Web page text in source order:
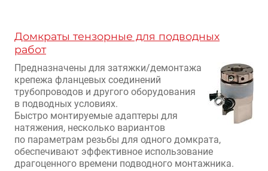
Домкраты тензорные для подводных
работ
Предназначены для затяжки/демонтажа
крепежа фланцевых соединений
трубопроводов и другого оборудования
в подводных условиях.
Быстро монтируемые адаптеры для
натяжения, несколько вариантов
по параметрам резьбы для одного домкрата,
обеспечивают эффективное использование
драгоценного времени подводного монтажника.